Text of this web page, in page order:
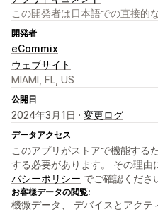
この開発者は日本語での直接的
開発者
eCommix
ウェブサイト
MIAMI, FL, US
公開日
2024年3月1日 · 変更ログ
データアクセス
このアプリがストアで機能する
する必要があります。 その理由
バシーポリシー でご確認くださ
お客様データの閲覧:
機微データ、 デバイスとアクテ